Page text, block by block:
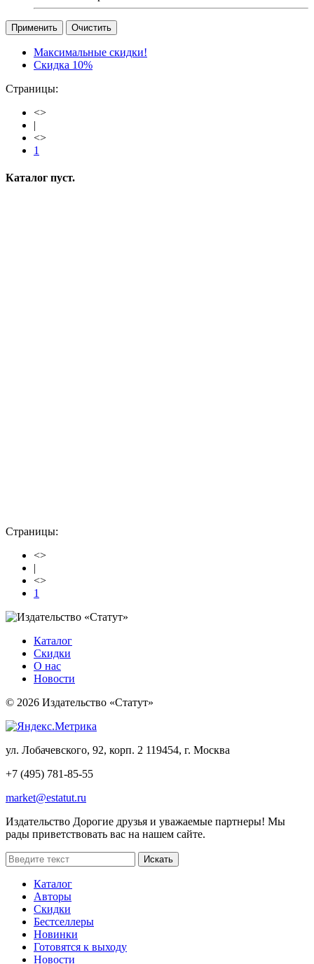
Очистить
Максимальные скидки!
Скидка 10%
Страницы:
<>
|
<>
1
Каталог пуст.
Страницы:
<>
|
<>
1
Каталог
Скидки
О нас
Новости
© 2026 Издательство «Статут»
ул. Лобачевского, 92, корп. 2 119454, г. Москва
+7 (495) 781-85-55
market@estatut.ru
Издательство Дорогие друзья и уважаемые партнеры! Мы
рады приветствовать вас на нашем сайте.
Каталог
Авторы
Скидки
Бестселлеры
Новинки
Готовятся к выходу
Новости